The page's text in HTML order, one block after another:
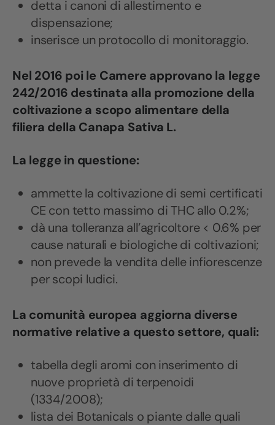
detta i canoni di allestimento e
dispensazione;
inserisce un protocollo di monitoraggio.
Nel 2016 poi le Camere approvano la legge
242/2016 destinata alla promozione della
coltivazione a scopo alimentare della
filiera della Canapa Sativa L.
La legge in questione:
ammette la coltivazione di semi certificati
CE con tetto massimo di THC allo 0.2%;
dà una tolleranza all’agricoltore < 0.6% per
cause naturali e biologiche di coltivazioni;
non prevede la vendita delle infiorescenze
per scopi ludici.
La comunità europea aggiorna diverse
normative relative a questo settore, quali:
tabella degli aromi con inserimento di
nuove proprietà di terpenoidi
(1334/2008);
lista dei Botanicals o piante dalle quali